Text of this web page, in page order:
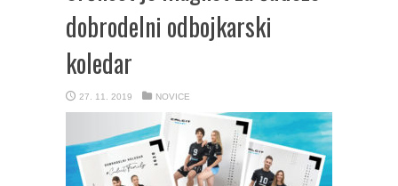
dobrodelni odbojkarski
koledar
27. 11. 2019 NOVICE